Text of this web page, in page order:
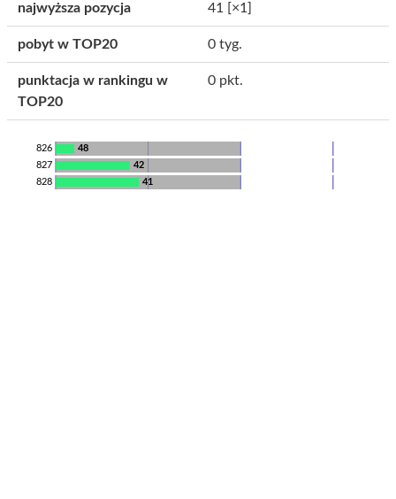
najwyższa pozycja 41 [×1]
pobyt w TOP20 0 tyg.
punktacja w rankingu w
TOP20
0 pkt.
48
826
42
827
41
828